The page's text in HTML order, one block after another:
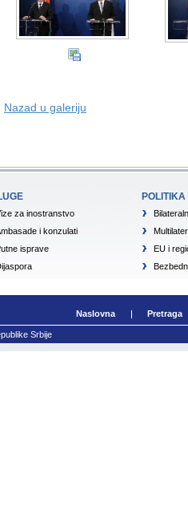
Nazad u galeriju
za inostranstvo
i konzulati
isprave
POLITIKA
EU i
Naslovna Pretraga
Srbije